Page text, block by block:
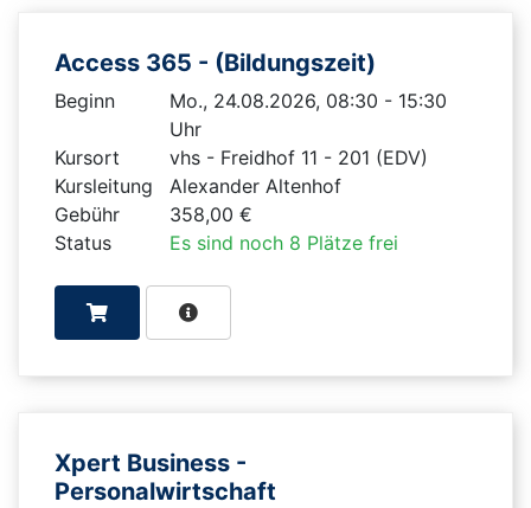
Access 365 - (Bildungszeit)
Beginn
Mo., 24.08.2026, 08:30 - 15:30
Uhr
Kursort
vhs - Freidhof 11 - 201 (EDV)
Kursleitung
Alexander Altenhof
Gebühr
358,00 €
Status
Es sind noch 8 Plätze frei
Xpert Business -
Personalwirtschaft